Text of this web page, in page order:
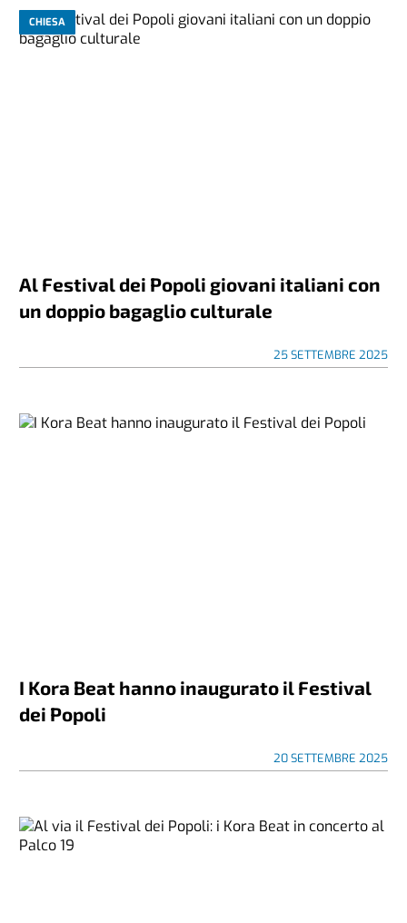
CHIESA
Al Festival dei Popoli giovani italiani con
un doppio bagaglio culturale
25 SETTEMBRE 2025
I Kora Beat hanno inaugurato il Festival
dei Popoli
20 SETTEMBRE 2025